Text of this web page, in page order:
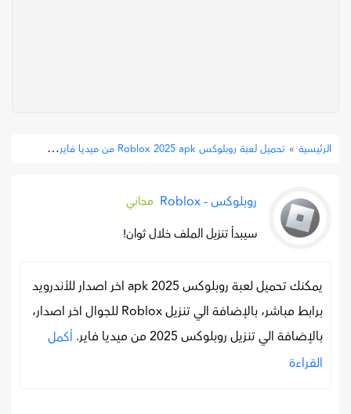
الرئيسية » تحميل لعبة روبلوكس Roblox 2025 apk من ميديا فاير »
روبلوكس - Roblox مجاني
سيبدأ تنزيل الملف خلال ثوان!
يمكنك تحميل لعبة روبلوكس apk 2025 اخر اصدار للأندرويد
برابط مباشر، بالإضافة الي تنزيل Roblox للجوال اخر اصدار،
بالإضافة الي تنزيل روبلوكس 2025 من ميديا فاير.
أكمل
القراءة